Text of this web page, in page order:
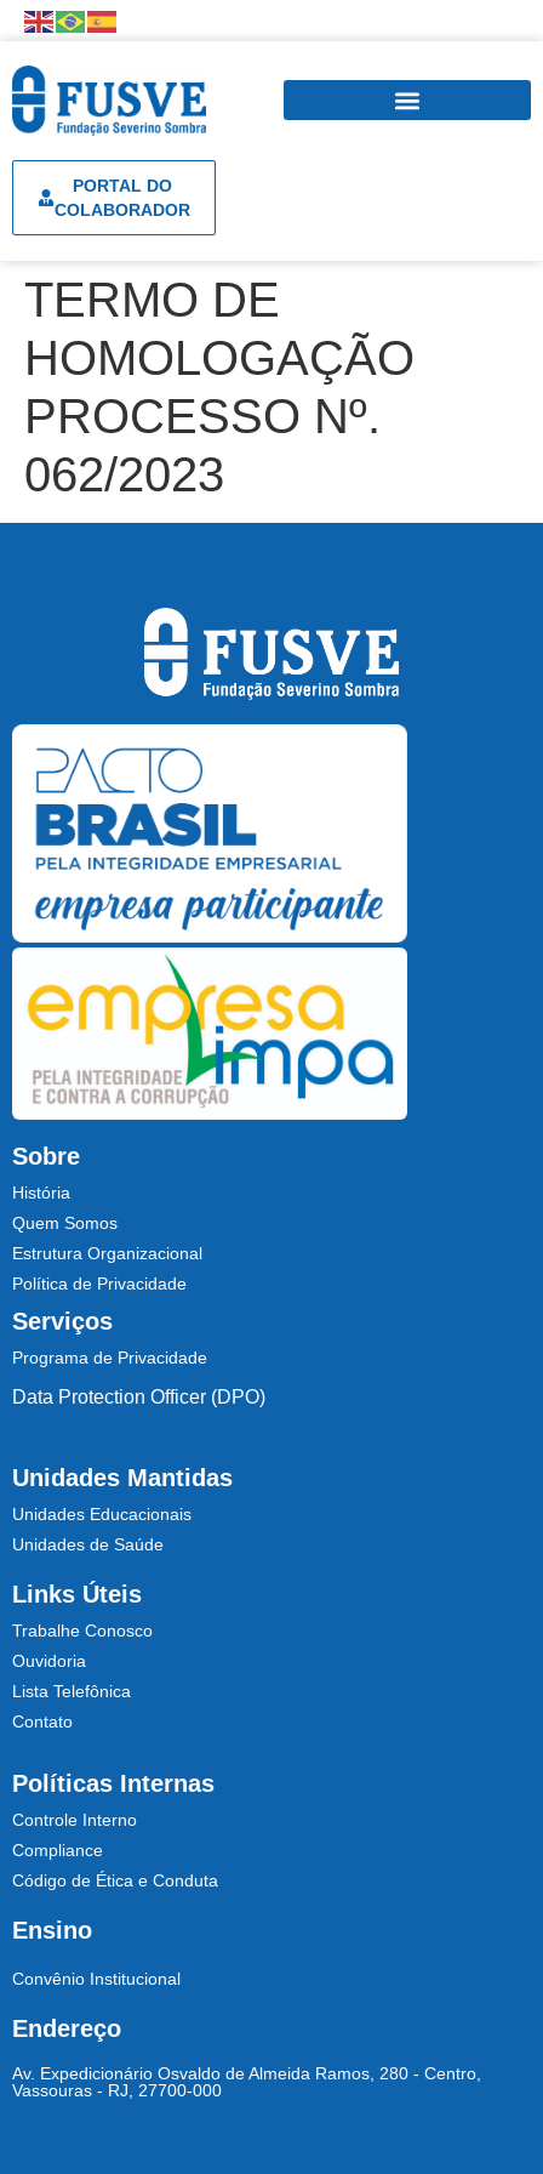
PORTAL DO
COLABORADOR
TERMO DE
HOMOLOGAÇÃO
PROCESSO Nº.
062/2023
Sobre
História
Quem Somos
Estrutura Organizacional
Política de Privacidade
Serviços
Programa de Privacidade
Data Protection Officer (DPO)
Unidades Mantidas
Unidades Educacionais
Unidades de Saúde
Links Úteis
Trabalhe Conosco
Ouvidoria
Lista Telefônica
Contato
Políticas Internas
Controle Interno
Compliance
Código de Ética e Conduta
Ensino
Convênio Institucional
Endereço
Av. Expedicionário Osvaldo de Almeida Ramos, 280 - Centro,
Vassouras - RJ, 27700-000